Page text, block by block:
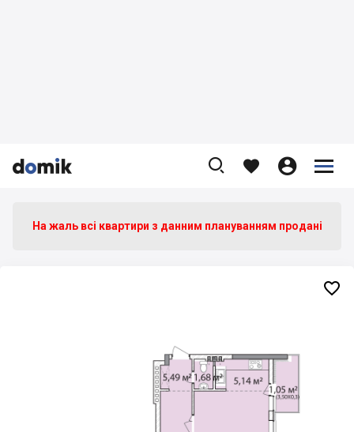


    


На жаль всі квартири з данним плануванням продані
